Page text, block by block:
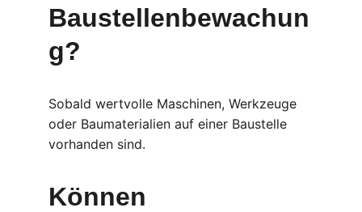
Baustellenbewachun
g?
Sobald wertvolle Maschinen, Werkzeuge
oder Baumaterialien auf einer Baustelle
vorhanden sind.
Können